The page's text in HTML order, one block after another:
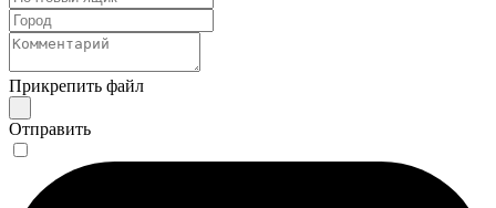
Прикрепить файл
Отправить